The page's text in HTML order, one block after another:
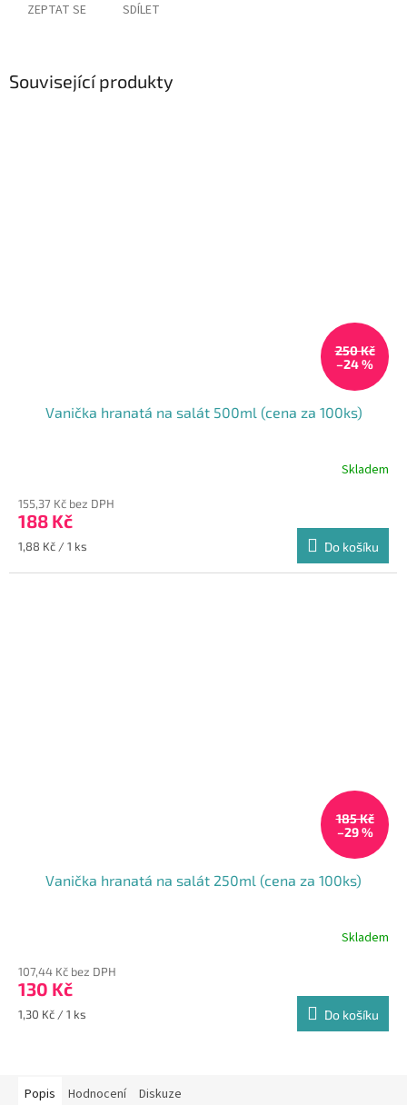
ZEPTAT SE SDÍLET
Související produkty
250 Kč
–24 %
Vanička hranatá na salát 500ml (cena za 100ks)
produktu
je
5,0
5
Skladem
155,37 Kč bez DPH
188 Kč
Měrná
1,88 Kč / 1 ks Do košíku
185 Kč
–29 %
Vanička hranatá na salát 250ml (cena za 100ks)
produktu
je
5,0
Skladem
107,44 Kč bez DPH
130 Kč
Měrná
1,30 Kč / 1 ks Do košíku
Popis Hodnocení Diskuze